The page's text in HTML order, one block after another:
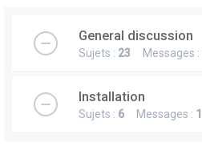
General discussion
Sujets : 23 Messages :
Installation
Sujets : 6 Messages :